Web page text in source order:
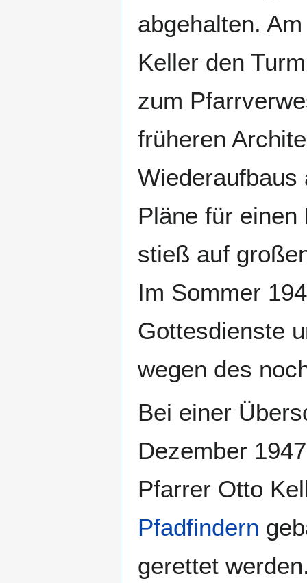
abgehalten.
Keller den
zum
früheren
Wiederaufbaus
Pläne für einen
stieß auf
Im Sommer
Gottesdienste
wegen des
Bei einer
Dezember
Pfarrer Otto
Pfadfindern
gerettet